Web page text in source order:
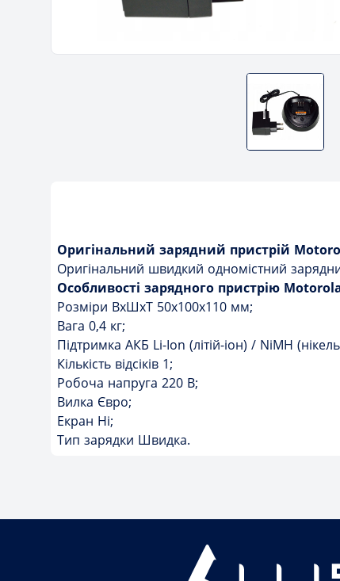
Оригінальний зарядний пристрій
Оригінальний швидкий одномістний
Особливості зарядного пристрію
Розміри ВxШxТ 50x100x110 мм;
Вага 0,4 кг;
Підтримка АКБ Li-Ion (літій-іон) / NiMH
Кількість відсіків 1;
Робоча напруга 220 В;
Вилка Євро;
Екран Ні;
Тип зарядки Швидка.